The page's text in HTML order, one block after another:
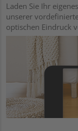
Laden Sie Ihr
unserer
optischen Eindruck